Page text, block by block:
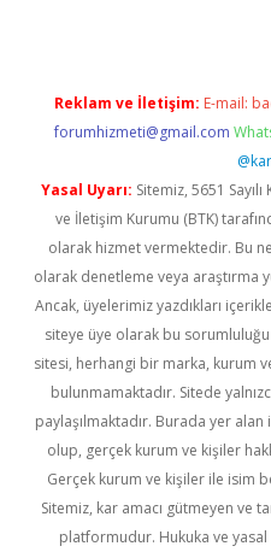
Reklam ve İletişim: E-mail:
forumhizmeti@gmail.com
Yasal Uyarı: Sitemiz, 5651
ve İletişim Kurumu (BTK)
olarak hizmet vermektedir. Bu
olarak denetleme veya araştırma
Ancak, üyelerimiz yazdıkları
siteye üye olarak bu
sitesi, herhangi bir marka, kurum
bulunmamaktadır. Sitede
paylaşılmaktadır. Burada yer
olup, gerçek kurum ve kişiler
Gerçek kurum ve kişiler ile isim
Sitemiz, kar amacı gütmeyen ve
platformudur. Hukuka ve yasal